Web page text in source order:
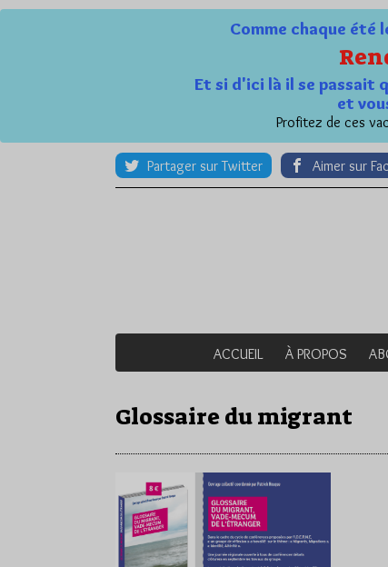
Comme chaque été
Et si d'ici là il se passait
et
Profitez de ces
Partager sur Twitter Aimer sur
ACCUEIL À PROPOS
Glossaire du migrant